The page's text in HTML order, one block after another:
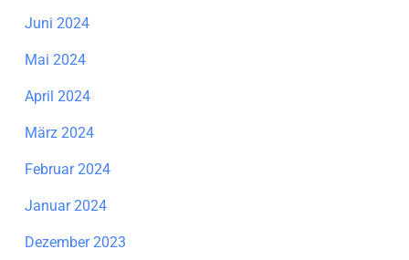
Juni 2024
Mai 2024
April 2024
März 2024
Februar 2024
Januar 2024
Dezember 2023